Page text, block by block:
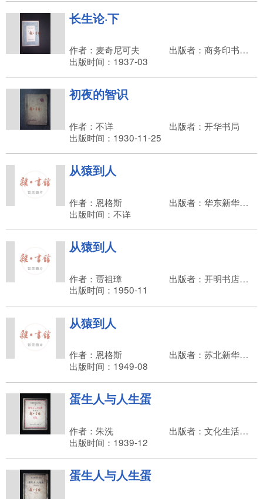
长生论·下
作者：麦奇尼可夫
出版者：商务印书馆，王云五
出版时间：1937-03
初夜的智识
作者：不详
出版者：开华书局
出版时间：1930-11-25
从猿到人
作者：恩格斯
出版者：华东新华书店，华东军政大学第二总政治部
出版时间：不详
从猿到人
作者：贾祖璋
出版者：开明书店，范洗人
出版时间：1950-11
从猿到人
作者：恩格斯
出版者：苏北新华书店
出版时间：1949-08
蛋生人与人生蛋
作者：朱洗
出版者：文化生活出版社，吴文林
出版时间：1939-12
蛋生人与人生蛋